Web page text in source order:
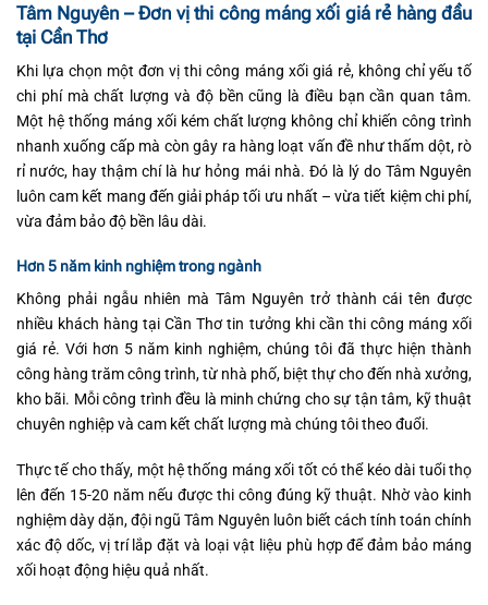
Tâm Nguyên – Đơn vị thi công máng xối giá rẻ hàng đầu
tại Cần Thơ
Khi lựa chọn một đơn vị thi công máng xối giá rẻ, không chỉ yếu tố
chi phí mà chất lượng và độ bền cũng là điều bạn cần quan tâm.
Một hệ thống máng xối kém chất lượng không chỉ khiến công trình
nhanh xuống cấp mà còn gây ra hàng loạt vấn đề như thấm dột, rò
rỉ nước, hay thậm chí là hư hỏng mái nhà. Đó là lý do Tâm Nguyên
luôn cam kết mang đến giải pháp tối ưu nhất – vừa tiết kiệm chi phí,
vừa đảm bảo độ bền lâu dài.
Hơn 5 năm kinh nghiệm trong ngành
Không phải ngẫu nhiên mà Tâm Nguyên trở thành cái tên được
nhiều khách hàng tại Cần Thơ tin tưởng khi cần thi công máng xối
giá rẻ. Với hơn 5 năm kinh nghiệm, chúng tôi đã thực hiện thành
công hàng trăm công trình, từ nhà phố, biệt thự cho đến nhà xưởng,
kho bãi. Mỗi công trình đều là minh chứng cho sự tận tâm, kỹ thuật
chuyên nghiệp và cam kết chất lượng mà chúng tôi theo đuổi.
Thực tế cho thấy, một hệ thống máng xối tốt có thể kéo dài tuổi thọ
lên đến 15-20 năm nếu được thi công đúng kỹ thuật. Nhờ vào kinh
nghiệm dày dặn, đội ngũ Tâm Nguyên luôn biết cách tính toán chính
xác độ dốc, vị trí lắp đặt và loại vật liệu phù hợp để đảm bảo máng
xối hoạt động hiệu quả nhất.